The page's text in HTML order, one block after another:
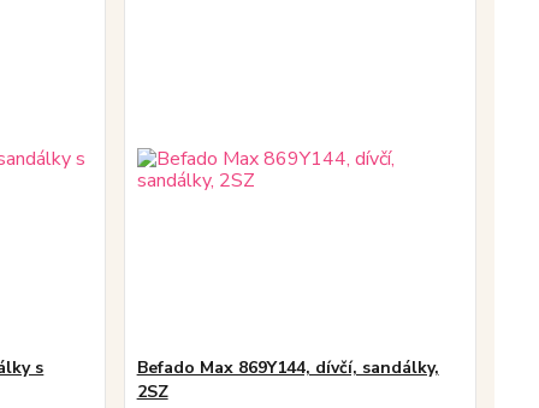
s
Befado Max 869Y144, dívčí, sandálky,
2SZ